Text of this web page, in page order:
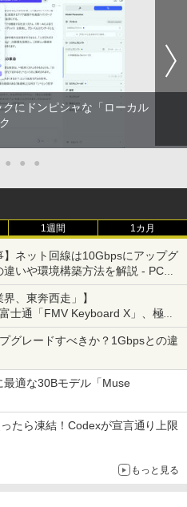
トパソコン・ windows11 offic
済み品・富士通 ARROWS Tab
モデル 10.1型 WUXGA タブレ
(Atom / 4GB / 128GB / Window
2019 搭載) 本体＋専用キ
・初期設定不要
100%ポイント】【新生活応援・
3865U/メモリ:4GB/8GB/S
256GB/512GB/1TB/13.3型/
HDMI/USB3.0/中古 ノート
/モバイルPC/Windows11
2555円OFFクーポン★／中古
ソコン 中古ノートPC おまかせ
15.6インチ SSD256GB メモリ
中古パソコン 富士通
HP DELL等 ノートpc Office
Bluetooth 激安PC 安いパソコ
TV 視聴 Youtube 動画 23.8 i
ビ LAVIE Direct DA570M 整備
Corei5 デスクトップパソコン
＋ HDD1TB 中古 一体型 WI
メモリ8GB DVDマルチ キー
ウス付 初期設定済 WEBカメラ
TVチューナー PC 本体 送料込
ニPC Intel® Core i5-12600H 1
1TB ミニパソコン Wi-Fi
2x2500Mbps LAN有線無線接続
/USB-C×2 4K@60Hz 4
G TUNE DGI5G60JD65D
ーミングデスクトップ
・代引不可】 富士通 FUJITSU
型 / Core i7-1260P / メモリ 16
モニター HAILESI S123E 12.3
ッチパネル タッチペン対応 モ
ィスプレイ 1920x1280 フルHD
100％sRGB広色域 高輝度300nit
OTG対応 ポータブルモニター
型 スピーカー内蔵Switch2 PS5
Mac iPhone
QHD (2560x1440) 液晶モニター
ワイド ブラック LEDバックラ
光沢 ノングレア 液晶ディスプ
液晶モニター 高画質 昇降・回
｜ジャパンネクスト モバイ
ィスプレイ(10.5型/IPS/FHD+ 19
60Hz/50ms)(シルバー) JN-MD-
ーミングモニター 27インチモニ
王の異世界プレス漫遊記 〜最強
さんはあらゆる種族を嫁にす
ック） ： 6 【電子書籍】[ 灰
]
anniversary Art Book of Pok
Games developed by GA
） [ 元宮秀介 ]
術師は自由を謳歌する 故郷を追
ら、魔王のお膝元で超絶効果の
アイテム作り放題になりまし
電子書籍】[ 千月さかき ]
[ 渡 真仁 ]
クにドンピシャな「ローカル
● ● ●
1週間 1カ月
】ネット回線は10Gbpsにアップグ
いや環境構築方法を解説 - PC
、東奔西走」】
士通「FMV Keyboard X」、極限
グレードすべきか？1Gbpsとの違
最適な30Bモデル「Muse
たら凍結！Codexが宣言通り上限
もっと見る